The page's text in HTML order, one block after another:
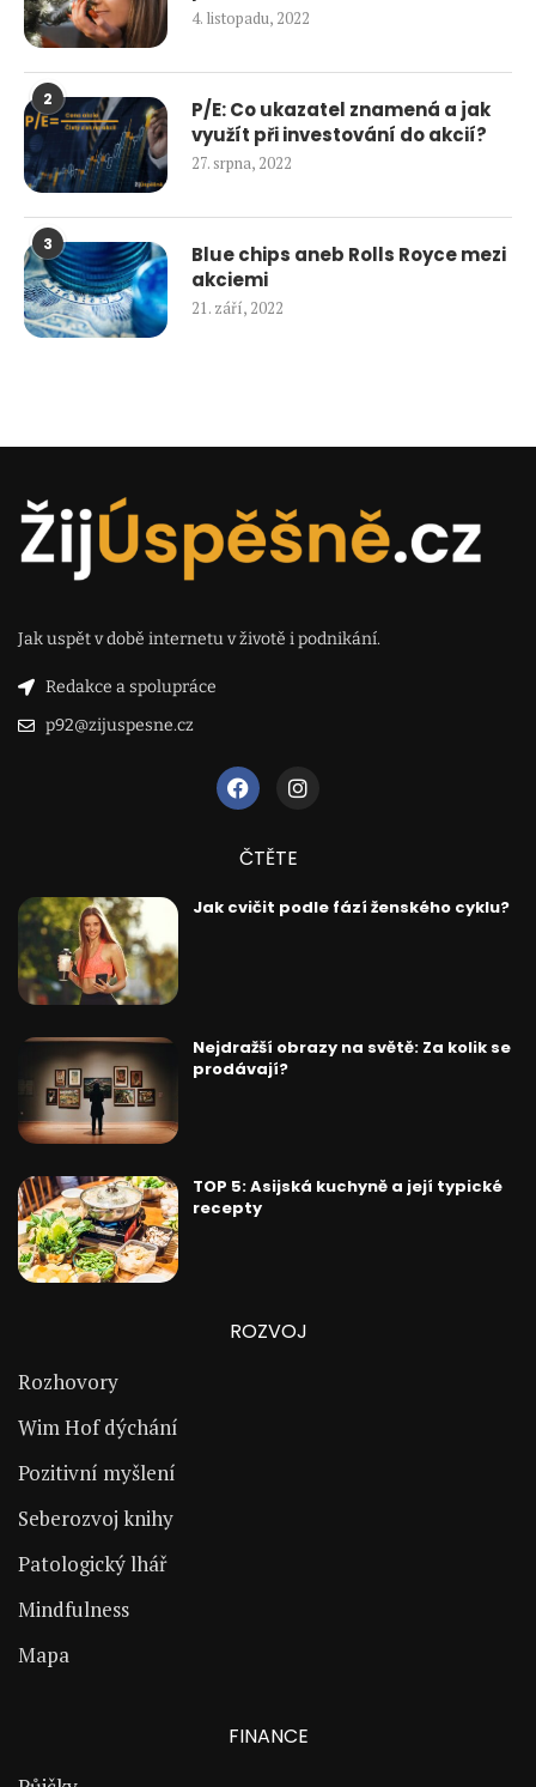
4. listopadu, 2022
2
P/E: Co ukazatel znamená a jak
využít při investování do akcií?
27. srpna, 2022
3
Blue chips aneb Rolls Royce mezi
akciemi
21. září, 2022
Jak uspět v době internetu v životě i podnikání.
Redakce a spolupráce
p92@zijuspesne.cz
ČTĚTE
Jak cvičit podle fází ženského cyklu?
Nejdražší obrazy na světě: Za kolik se
prodávají?
TOP 5: Asijská kuchyně a její typické
recepty
ROZVOJ
Rozhovory
Wim Hof dýchání
Pozitivní myšlení
Seberozvoj knihy
Patologický lhář
Mindfulness
Mapa
FINANCE